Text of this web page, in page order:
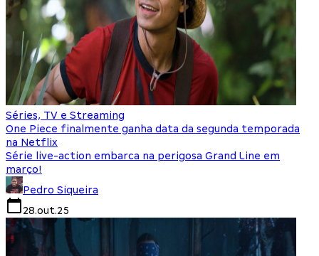
Séries, TV e Streaming
One Piece finalmente ganha data da segunda temporada
na Netflix
Série live-action embarca na perigosa Grand Line em
março!
Pedro Siqueira
28.out.25